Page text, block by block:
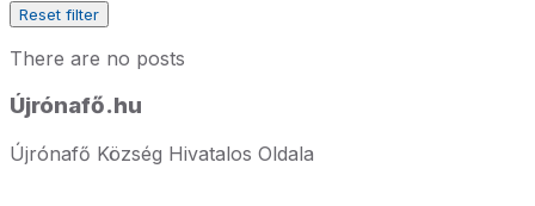
Reset filter
There are no posts
Újrónafő.hu
Újrónafő Község Hivatalos Oldala